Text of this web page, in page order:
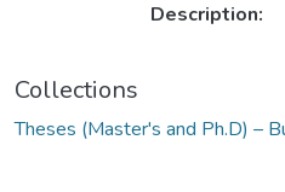
Description:
Collections
Theses (Master's and Ph.D) –